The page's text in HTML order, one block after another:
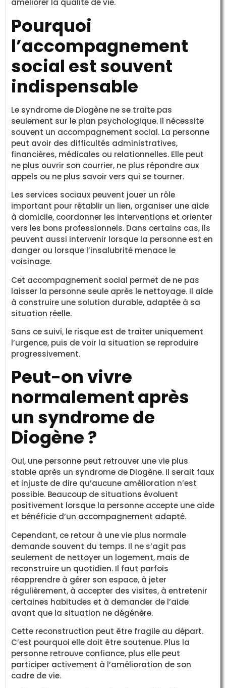
améliorer la qualité de vie.
Pourquoi
l’accompagnement
social est souvent
indispensable
Le syndrome de Diogène ne se traite pas
seulement sur le plan psychologique. Il nécessite
souvent un accompagnement social. La personne
peut avoir des difficultés administratives,
financières, médicales ou relationnelles. Elle peut
ne plus ouvrir son courrier, ne plus répondre aux
appels ou ne plus savoir vers qui se tourner.
Les services sociaux peuvent jouer un rôle
important pour rétablir un lien, organiser une aide
à domicile, coordonner les interventions et orienter
vers les bons professionnels. Dans certains cas, ils
peuvent aussi intervenir lorsque la personne est en
danger ou lorsque l’insalubrité menace le
voisinage.
Cet accompagnement social permet de ne pas
laisser la personne seule après le nettoyage. Il aide
à construire une solution durable, adaptée à sa
situation réelle.
Sans ce suivi, le risque est de traiter uniquement
l’urgence, puis de voir la situation se reproduire
progressivement.
Peut-on vivre
normalement après
un syndrome de
Diogène ?
Oui, une personne peut retrouver une vie plus
stable après un syndrome de Diogène. Il serait faux
et injuste de dire qu’aucune amélioration n’est
possible. Beaucoup de situations évoluent
positivement lorsque la personne accepte une aide
et bénéficie d’un accompagnement adapté.
Cependant, ce retour à une vie plus normale
demande souvent du temps. Il ne s’agit pas
seulement de nettoyer un logement, mais de
reconstruire un quotidien. Il faut parfois
réapprendre à gérer son espace, à jeter
régulièrement, à accepter des visites, à entretenir
certaines habitudes et à demander de l’aide
avant que la situation ne dégénère.
Cette reconstruction peut être fragile au départ.
C’est pourquoi elle doit être soutenue. Plus la
personne retrouve confiance, plus elle peut
participer activement à l’amélioration de son
cadre de vie.